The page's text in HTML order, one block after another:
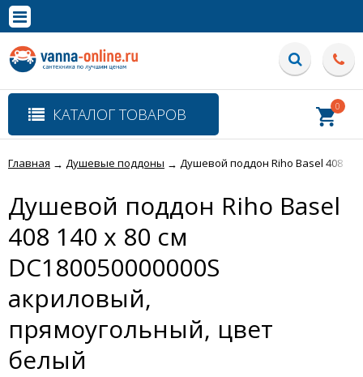
Полная версия сайта
КАТАЛОГ ТОВАРОВ 0
Главная → Душевые поддоны → Душевой поддон Riho Basel 408
Душевой поддон Riho Basel
408 140 x 80 см
DC180050000000S
акриловый,
прямоугольный, цвет
белый